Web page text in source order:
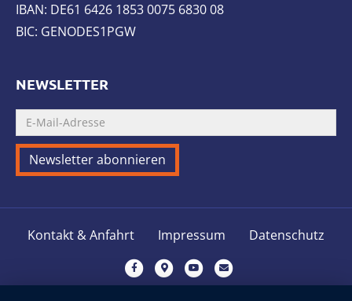
IBAN: DE61 6426 1853 0075 6830 08
BIC: GENODES1PGW
NEWSLETTER
Kontakt & Anfahrt Impressum Datenschutz
FacebookGoogle-maps
YoutubeEmail